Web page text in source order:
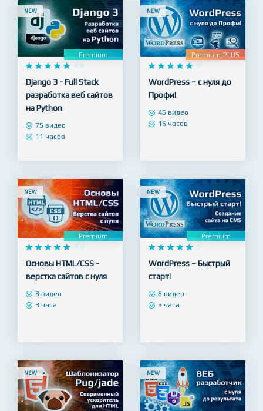
NEW
    
     4.9
Django 3 - Full Stack
разработка веб сайтов
на Python
NEW
Premium-PLUS
  
  
WordPress – с нуля до
Профи!
NEW
    
     4.9
Основы HTML/CSS -
верстка сайтов с нуля
NEW
Premium
  
  
WordPress – Быстрый
старт!
NEW NEW